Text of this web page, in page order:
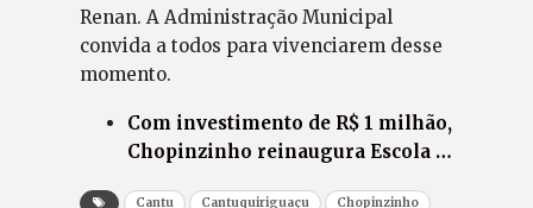
Renan. A Administração Municipal
convida a todos para vivenciarem desse
momento.
Com investimento de R$ 1 milhão,
Chopinzinho reinaugura Escola …
Cantu Cantuquiriguaçu
Chopinzinho